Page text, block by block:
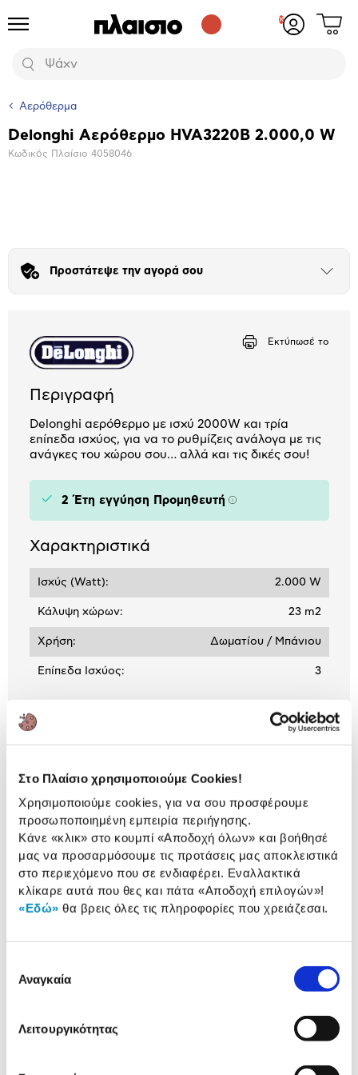
Στο Πλαίσιο χρησιμοποιούμε Cookies!
Χρησιμοποιούμε cookies, για να σου προσφέρουμε
προσωποποιημένη εμπειρία περιήγησης.
Κάνε «κλικ» στο κουμπί «Αποδοχή όλων» και βοήθησέ
μας να προσαρμόσουμε τις προτάσεις μας αποκλειστικά
στο περιεχόμενο που σε ενδιαφέρει. Εναλλακτικά
κλίκαρε αυτά που θες και πάτα «Αποδοχή επιλογών»!
«Εδώ» θα βρεις όλες τις πληροφορίες που χρειάζεσαι.
συγκατάθεσης
Αναγκαία
Λειτουργικότητας
Προϊόντα
Αναζήτηση
Δες
Αερόθερμα
Βασικά
Delonghi Αερόθερμο HVA3220B 2.000,0 W
Κωδικός Πλαίσιο 4058046
Προστάτεψε την αγορά σου
Άνοιξε
Εκτύπωσέ το
Περιγραφή
Delonghi αερόθερμο με ισχύ 2000W και τρία
επίπεδα ισχύος, για να το ρυθμίζεις ανάλογα με τις
ανάγκες του χώρου σου… αλλά και τις δικές σου!
2 Έτη εγγύηση Προμηθευτή Πληροφορίες
Χαρακτηριστικά
Ισχύς (Watt): 2.000 W
Κάλυψη χώρων: 23 m2
Χρήση: Δωματίου / Μπάνιου
Επίπεδα Ισχύος: 3
Αναλυτική
Αναλυτική παρουσίαση
προϊόντος
Χαρακτηριστικά
Αξιολογήσεις
προϊόν με εσένα!